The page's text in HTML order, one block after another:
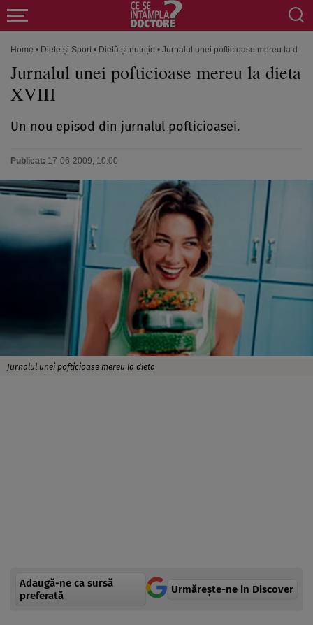
Home • Diete și Sport • Dietă și nutriție • Jurnalul unei pofticioase mereu la dieta
Jurnalul unei pofticioase mereu la dieta
XVIII
Un nou episod din jurnalul pofticioasei.
Publicat: 17-06-2009, 10:00
Jurnalul unei pofticioase mereu la dieta
Adaugă-ne ca sursă
preferată
Urmărește-ne in Discover